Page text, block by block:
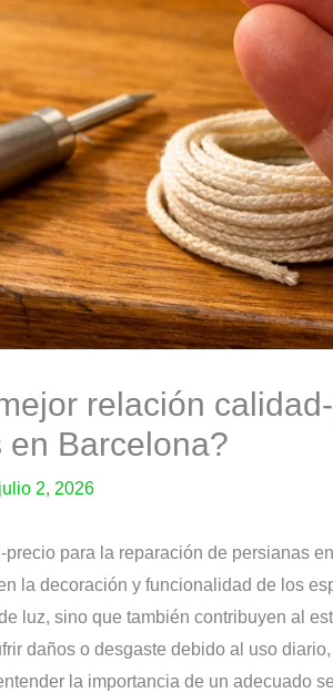
relación
Barcelona?
julio 2, 2026
para la reparación de persianas
la decoración y funcionalidad de los
luz, sino que también contribuyen al
daños o desgaste debido al uso
la importancia de un adecuado